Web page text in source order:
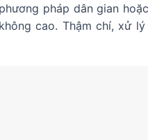
pháp dân gian
cao. Thậm chí, xử